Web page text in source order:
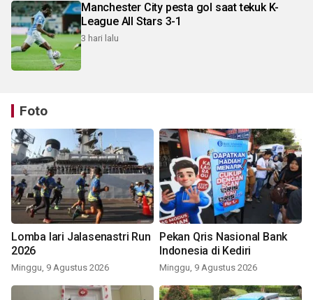
Manchester City pesta gol saat tekuk K-
League All Stars 3-1
3 hari lalu
Foto
Lomba lari Jalasenastri Run
2026
Minggu, 9 Agustus 2026
Pekan Qris Nasional Bank
Indonesia di Kediri
Minggu, 9 Agustus 2026